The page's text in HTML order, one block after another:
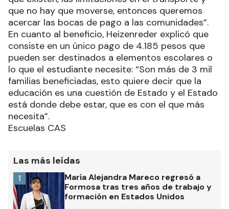
que no hay que moverse, entonces queremos
acercar las bocas de pago a las comunidades”.
En cuanto al beneficio, Heizenreder explicó que
consiste en un único pago de 4.185 pesos que
pueden ser destinados a elementos escolares o
lo que el estudiante necesite: “Son más de 3 mil
familias beneficiadas, esto quiere decir que la
educación es una cuestión de Estado y el Estado
está donde debe estar, que es con el que más
necesita”.
Escuelas CAS
Las más leídas
María Alejandra Mareco regresó a
Formosa tras tres años de trabajo y
formación en Estados Unidos
1